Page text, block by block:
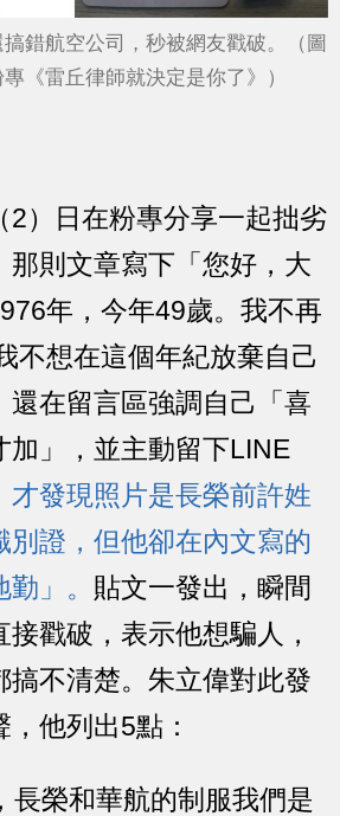
錯航空公司，秒被網友戳破。（圖
《雷丘律師就決定是你了》）
2）日在粉專分享一起拙劣
那則文章寫下「您好，大
年，今年49歲。我不再
不想在這個年紀放棄自己
還在留言區強調自己「喜
加」，並主動留下LINE
才發現照片是長榮前許姓
別證，但他卻在內文寫的
」。 貼文一發出，瞬間
戳破，表示他想騙人，
搞不清楚。朱立偉對此發
他列出5點：
長榮和華航的制服我們是